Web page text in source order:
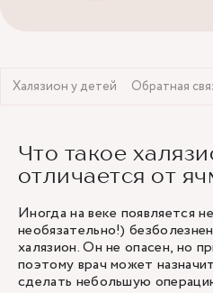
Халязион у детей Обратная
Что такое
отличается от
Иногда на веке появляется
необязательно!)
халязион. Он не опасен, но
поэтому врач может
сделать небольшую